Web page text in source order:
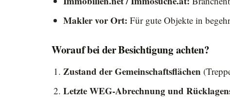
Makler vor Ort: Für gute Objekte in
Worauf bei der Besichtigung achten?
Zustand der Gemeinschaftsflächen
Letzte WEG-Abrechnung und